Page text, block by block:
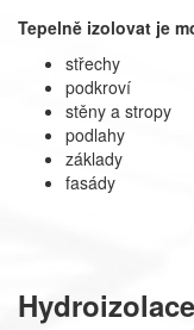
Tepelně izolovat je
střechy
podkroví
stěny a stropy
podlahy
základy
fasády